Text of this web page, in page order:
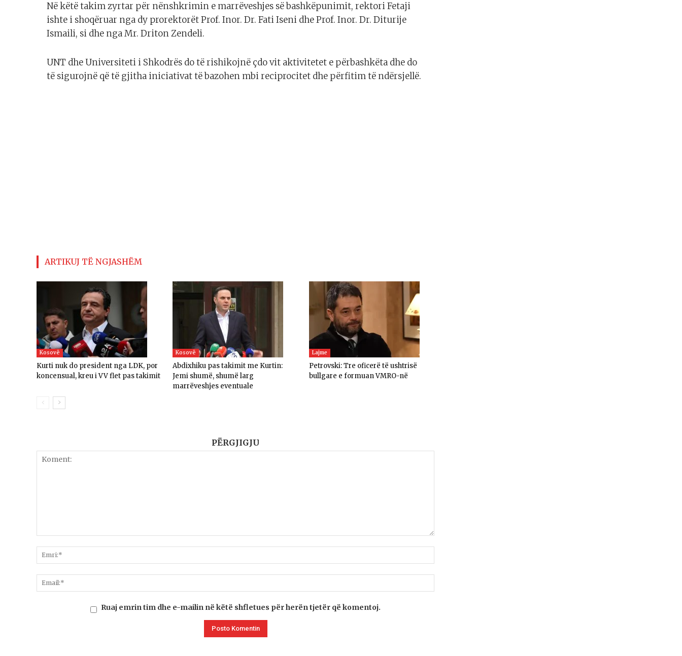
Në këtë takim zyrtar për nënshkrimin e marrëveshjes së bashkëpunimit, rektori Fetaji
ishte i shoqëruar nga dy prorektorët Prof. Inor. Dr. Fati Iseni dhe Prof. Inor. Dr. Diturije
Ismaili, si dhe nga Mr. Driton Zendeli.
UNT dhe Universiteti i Shkodrës do të rishikojnë çdo vit aktivitetet e përbashkëta dhe do
të sigurojnë që të gjitha iniciativat të bazohen mbi reciprocitet dhe përfitim të ndërsjellë.
ARTIKUJ TË NGJASHËM
Kosovë
Kurti nuk do president nga LDK, por
koncensual, kreu i VV flet pas takimit
Kosovë
Abdixhiku pas takimit me Kurtin:
Jemi shumë, shumë larg
marrëveshjes eventuale
Lajme
Petrovski: Tre oficerë të ushtrisë
bullgare e formuan VMRO-në
PËRGJIGJU
Ruaj emrin tim dhe e-mailin në këtë shfletues për herën tjetër që komentoj.